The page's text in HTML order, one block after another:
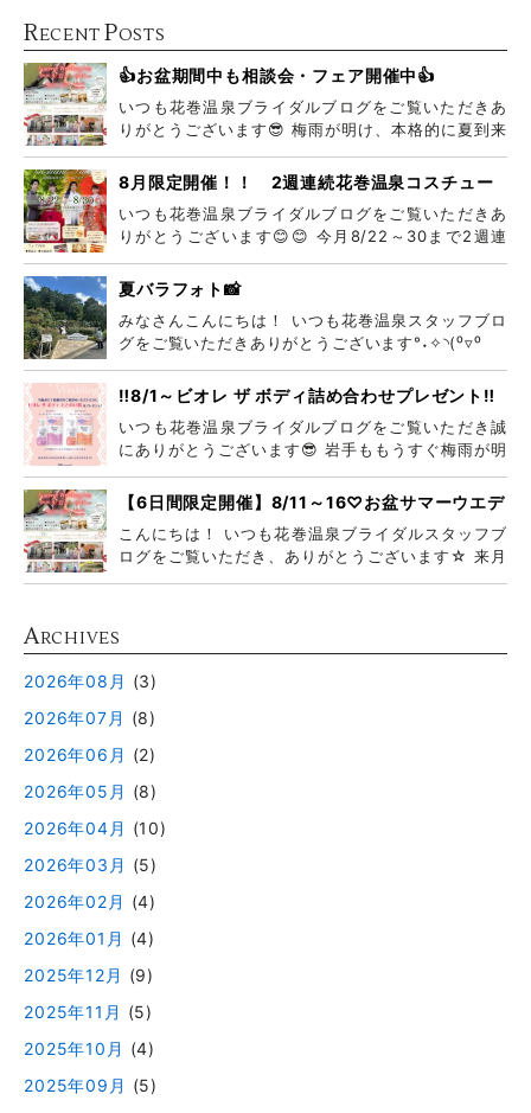
RECENT POSTS
👍お盆期間中も相談会・フェア開催中👍
いつも花巻温泉ブライダルブログをご覧いただきあ
りがとうございます😎 梅雨が明け、本格的に夏到来
8月限定開催！！ 2週連続花巻温泉コスチュー
ムフェア
いつも花巻温泉ブライダルブログをご覧いただきあ
りがとうございます😊😊 今月8/22～30まで2週連
夏バラフォト📸
みなさんこんにちは！ いつも花巻温泉スタッフブロ
グをご覧いただきありがとうございます°˖✧◝(⁰▿⁰
‼️8/1～ビオレ ザ ボディ詰め合わせプレゼント‼️
いつも花巻温泉ブライダルブログをご覧いただき誠
にありがとうございます😎 岩手ももうすぐ梅雨が明
【6日間限定開催】8/11～16♡お盆サマーウエデ
ィングフェア♡
こんにちは！ いつも花巻温泉ブライダルスタッフブ
ログをご覧いただき、ありがとうございます☆ 来月
ARCHIVES
2026年08月 (3)
2026年07月 (8)
2026年06月 (2)
2026年05月 (8)
2026年04月 (10)
2026年03月 (5)
2026年02月 (4)
2026年01月 (4)
2025年12月 (9)
2025年11月 (5)
2025年10月 (4)
2025年09月 (5)